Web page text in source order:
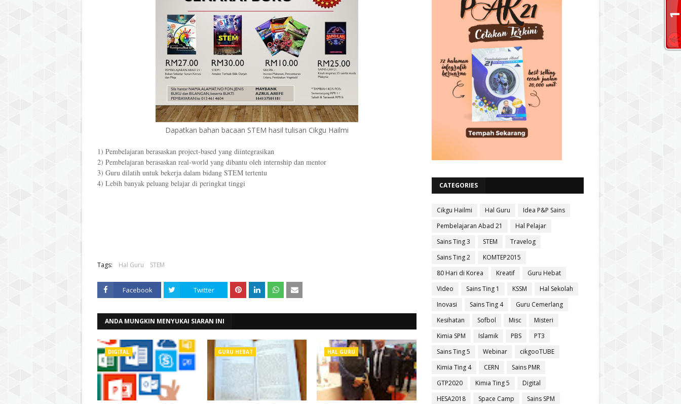
Dapatkan bahan bacaan STEM hasil tulisan Cikgu Hailmi
1) Pembelajaran berasaskan project-based yang diintegrasikan
2) Pembelajaran berasaskan real-world yang dibantu oleh internship dan mentor
3) Guru dilatih untuk bekerja dalam bidang STEM tertentu
4) Lebih banyak peluang belajar di peringkat tinggi
Tags: Hal Guru STEM
Facebook Twitter
ANDA MUNGKIN MENYUKAI SIARAN INI
DIGITAL GURU HEBAT HAL GURU
CATEGORIES
Cikgu Hailmi Hal Guru
Idea P&P Sains
Pembelajaran Abad 21
Hal Pelajar
Sains Ting 3
STEM
Travelog
Sains Ting 2
KOMTEP2015
80 Hari di Korea
Kreatif
Guru Hebat
Video
Sains Ting 1 KSSM
Hal Sekolah
Inovasi
Sains Ting 4
Guru Cemerlang
Kesihatan
Sofbol Misc
Misteri
Kimia SPM
Islamik PBS
PT3
Sains Ting 5
Webinar
cikgooTUBE
Kimia Ting 4
CERN
Sains PMR
GTP2020
Kimia Ting 5
Digital
HESA2018
Space Camp
Sains SPM